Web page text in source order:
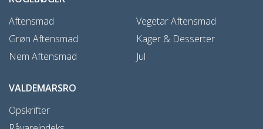
Aftensmad
Grøn Aftensmad
Nem Aftensmad
Vegetar Aftensmad
Kager & Desserter
Jul
VALDEMARSRO
Opskrifter